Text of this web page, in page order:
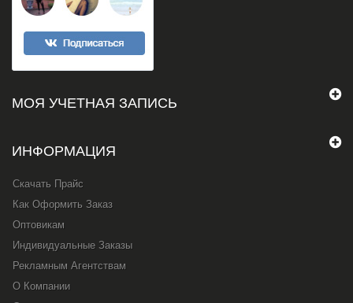
МОЯ УЧЕТНАЯ ЗАПИСЬ
ИНФОРМАЦИЯ
Скачать Прайс
Как Оформить Заказ
Оптовикам
Индивидуальные Заказы
Рекламным Агентствам
О Компании